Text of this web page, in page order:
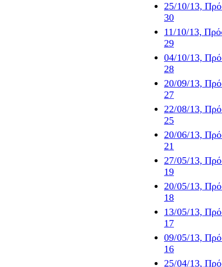
25/10/13,
30
11/10/13,
29
04/10/13,
28
20/09/13,
27
22/08/13,
25
20/06/13,
21
27/05/13,
19
20/05/13,
18
13/05/13,
17
09/05/13,
16
25/04/13,